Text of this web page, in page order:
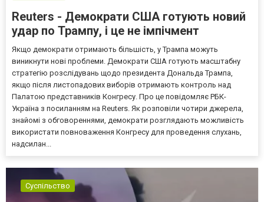
Reuters - Демократи США готують новий
удар по Трампу, і це не імпічмент
Якщо демократи отримають більшість, у Трампа можуть
виникнути нові проблеми. Демократи США готують масштабну
стратегію розслідувань щодо президента Дональда Трампа,
якщо після листопадових виборів отримають контроль над
Палатою представників Конгресу. Про це повідомляє РБК-
Україна з посиланням на Reuters. Як розповіли чотири джерела,
знайомі з обговореннями, демократи розглядають можливість
використати повноваження Конгресу для проведення слухань,
надсилан...
Суспільство